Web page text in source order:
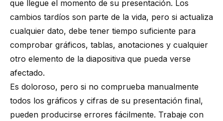
que llegue el momento de su presentación. Los
cambios tardíos son parte de la vida, pero si actualiza
cualquier dato, debe tener tiempo suficiente para
comprobar gráficos, tablas, anotaciones y cualquier
otro elemento de la diapositiva que pueda verse
afectado.
Es doloroso, pero si no comprueba manualmente
todos los gráficos y cifras de su presentación final,
pueden producirse errores fácilmente. Trabaje con